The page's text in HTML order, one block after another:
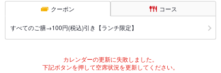
クーポン コース
すべてのご膳→100円(税込)引き【ランチ限定】
カレンダーの更新に失敗しました。
下記ボタンを押して空席状況を更新してください。